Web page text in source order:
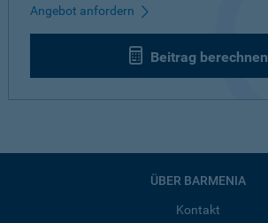
Angebot anfordern
Beitrag berechnen
ÜBER BARMENIA
Kontakt